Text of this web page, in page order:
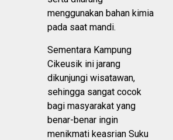
menggunakan bahan kimia
pada saat mandi.
Sementara Kampung
Cikeusik ini jarang
dikunjungi wisatawan,
sehingga sangat cocok
bagi masyarakat yang
benar-benar ingin
menikmati keasrian Suku